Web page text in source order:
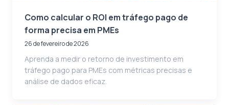
Como calcular o ROI em tráfego pago de
forma precisa em PMEs
26 de fevereiro de 2026
Aprenda a medir o retorno de investimento em
tráfego pago para PMEs com métricas precisas e
análise de dados eficaz.